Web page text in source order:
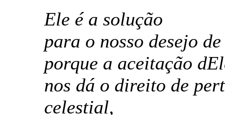
Ele é a solução
para o nosso desejo
porque a aceitação
nos dá o direito de
celestial,